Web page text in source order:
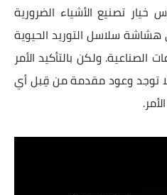
خيار تصنيع الأشياء الضرورية
هشاشة سلاسل التوريد الحيوية
الصناعية. ولكن بالتأكيد الأمر
توجد وعود مقدمة من قِبل أي